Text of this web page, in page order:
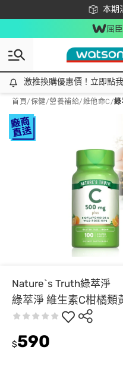
本期
下載
屈
激推換購優惠價！立即點我看
激推換購優惠價！立即點
首頁/保健/營養補給/維他命C/
Nature`s Truth綠萃淨
綠萃淨 維生素C柑橘
$590